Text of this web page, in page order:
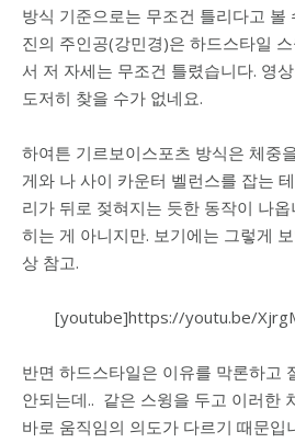
방식 기준으로는 무조건 틀리다고 볼
진의 주인공(강민경)은 하드스타일
서 저 자세는 무조건 틀렸습니다. 영
도저히 찾을 수가 없네요.
하여튼 기르보이스포츠 방식은 체중
게와 나 사이 카운터 벨런스를 잡는
리가 뒤로 젖혀지는 듯한 동작이 나
히는 게 아니지만. 보기에는 그렇게
상 참고.
[youtube]https://youtu.be/
반면 하드스타일은 이유를 막론하고
안되는데.. 같은 스윙을 두고 이러한
바로 움직임의 의도가 다르기 때문입